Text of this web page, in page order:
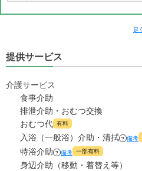
足
提供サービス
介護サービス
食事介助
排泄介助・おむつ交換
おむつ代 有料
入浴（一般浴）介助・清拭 ? 備考
特浴介助 ? 備考 一部有料
身辺介助（移動・着替え等）